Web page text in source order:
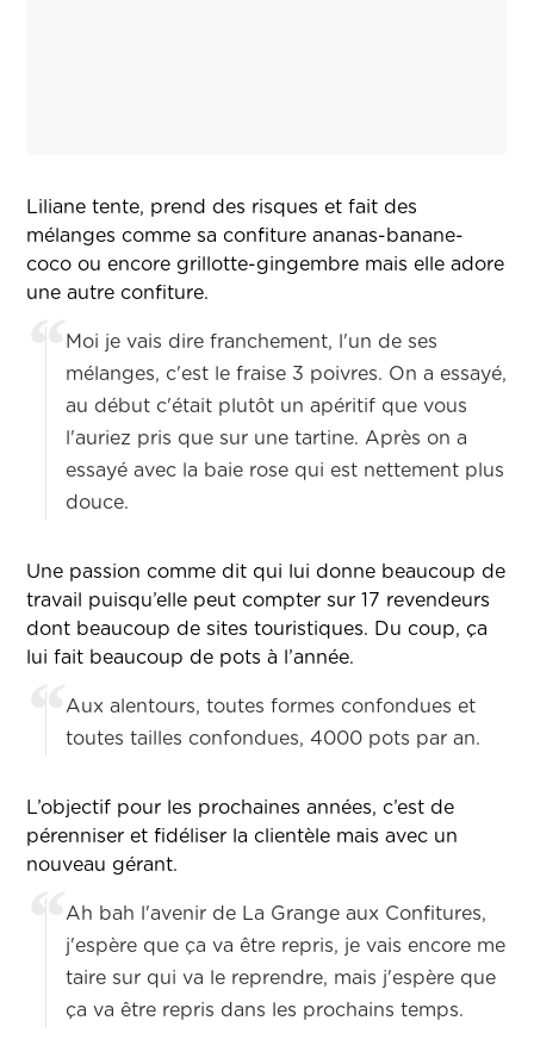
Liliane tente, prend des risques et fait des
mélanges comme sa confiture ananas-banane-
coco ou encore grillotte-gingembre mais elle adore
une autre confiture.
Moi je vais dire franchement, l'un de ses
mélanges, c'est le fraise 3 poivres. On a essayé,
au début c'était plutôt un apéritif que vous
l'auriez pris que sur une tartine. Après on a
essayé avec la baie rose qui est nettement plus
douce.
Une passion comme dit qui lui donne beaucoup de
travail puisqu’elle peut compter sur 17 revendeurs
dont beaucoup de sites touristiques. Du coup, ça
lui fait beaucoup de pots à l’année.
Aux alentours, toutes formes confondues et
toutes tailles confondues, 4000 pots par an.
L’objectif pour les prochaines années, c’est de
pérenniser et fidéliser la clientèle mais avec un
nouveau gérant.
Ah bah l'avenir de La Grange aux Confitures,
j'espère que ça va être repris, je vais encore me
taire sur qui va le reprendre, mais j'espère que
ça va être repris dans les prochains temps.